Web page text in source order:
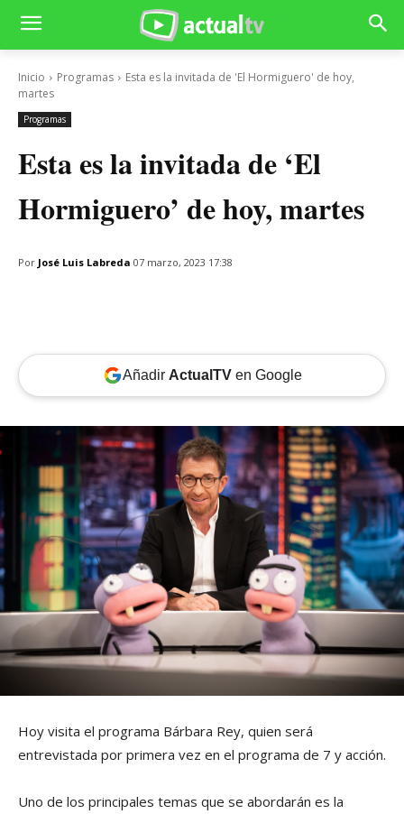
Inicio Programas
Esta es la invitada de 'El Hormiguero' de hoy,
martes
Programas
Esta es la invitada de ‘El
Hormiguero’ de hoy, martes
Por José Luis Labreda 07 marzo, 2023 17:38
Añadir ActualTVen Google
Hoy visita el programa Bárbara Rey, quien será
entrevistada por primera vez en el programa de 7 y acción.
Uno de los principales temas que se abordarán es la